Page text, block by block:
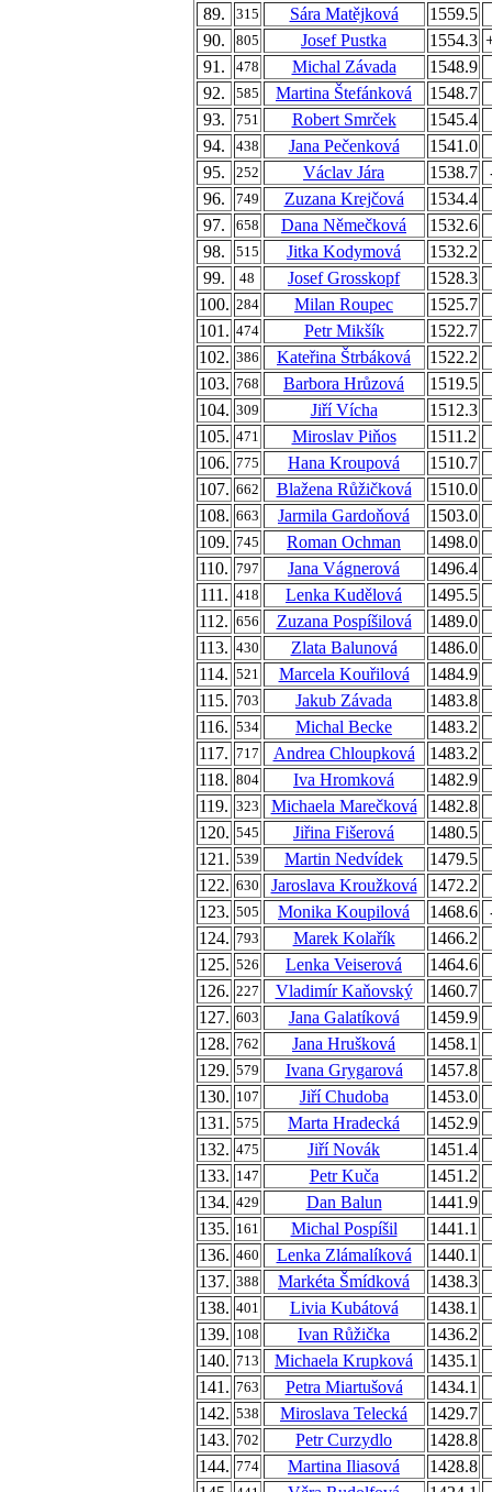
89.
315 Sára Matějková
1559.5
90.
805 Josef Pustka 1554.3
91.
478 Michal Závada
1548.9
92.
585 Martina Štefánková
1548.7
93.
751 Robert Smrček
1545.4
94.
438 Jana Pečenková
1541.0
95.
252 Václav Jára 1538.7
96.
749 Zuzana Krejčová
1534.4
97.
658 Dana Němečková
1532.6
98.
515 Jitka Kodymová
1532.2
99.
48 Josef Grosskopf
1528.3
100. 284 Milan Roupec
1525.7
101. 474 Petr Mikšík
1522.7
102. 386 Kateřina Štrbáková
1522.2
103. 768 Barbora Hrůzová
1519.5
104. 309 Jiří Vícha
1512.3
105. 471 Miroslav Piňos
1511.2
106. 775 Hana Kroupová
1510.7
107. 662 Blažena Růžičková
1510.0
108. 663 Jarmila Gardoňová
1503.0
109. 745 Roman Ochman
1498.0
110. 797 Jana Vágnerová
1496.4
111. 418 Lenka Kudělová
1495.5
112. 656 Zuzana Pospíšilová
1489.0
113. 430 Zlata Balunová
1486.0
114. 521 Marcela Kouřilová
1484.9
115. 703 Jakub Závada
1483.8
116. 534 Michal Becke
1483.2
117. 717 Andrea Chloupková
1483.2
118. 804 Iva Hromková
1482.9
119. 323 Michaela Marečková
1482.8
120. 545 Jiřina Fišerová
1480.5
121. 539 Martin Nedvídek
1479.5
122. 630 Jaroslava Kroužková
1472.2
123. 505 Monika Koupilová 1468.6
124. 793 Marek Kolařík
1466.2
125. 526 Lenka Veiserová
1464.6
126. 227 Vladimír Kaňovský
1460.7
127. 603 Jana Galatíková
1459.9
128. 762 Jana Hrušková
1458.1
129. 579 Ivana Grygarová
1457.8
130. 107 Jiří Chudoba
1453.0
131. 575 Marta Hradecká
1452.9
132. 475 Jiří Novák
1451.4
133. 147 Petr Kuča
1451.2
134. 429 Dan Balun
1441.9
135. 161 Michal Pospíšil
1441.1
136. 460 Lenka Zlámalíková
1440.1
137. 388 Markéta Šmídková
1438.3
138. 401 Livia Kubátová
1438.1
139. 108 Ivan Růžička
1436.2
140. 713 Michaela Krupková
1435.1
141. 763 Petra Miartušová
1434.1
142. 538 Miroslava Telecká
1429.7
143. 702 Petr Curzydlo
1428.8
144. 774 Martina Iliasová
1428.8